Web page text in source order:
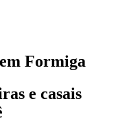
Formiga
e casais